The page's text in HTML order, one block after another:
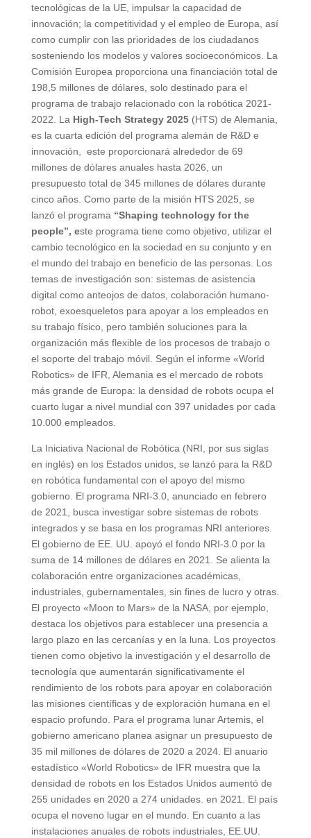
tecnológicas de la UE, impulsar la capacidad de
innovación; la competitividad y el empleo de Europa, así
como cumplir con las prioridades de los ciudadanos
sosteniendo los modelos y valores socioeconómicos. La
Comisión Europea proporciona una financiación total de
198,5 millones de dólares, solo destinado para el
programa de trabajo relacionado con la robótica 2021-
2022. La High-Tech Strategy 2025(HTS) de Alemania,
es la cuarta edición del programa alemán de R&D e
innovación, este proporcionará alrededor de 69
millones de dólares anuales hasta 2026, un
presupuesto total de 345 millones de dólares durante
cinco años. Como parte de la misión HTS 2025, se
lanzó el programa “Shaping technology for the
people”, este programa tiene como objetivo, utilizar el
cambio tecnológico en la sociedad en su conjunto y en
el mundo del trabajo en beneficio de las personas. Los
temas de investigación son: sistemas de asistencia
digital como anteojos de datos, colaboración humano-
robot, exoesqueletos para apoyar a los empleados en
su trabajo físico, pero también soluciones para la
organización más flexible de los procesos de trabajo o
el soporte del trabajo móvil. Según el informe «World
Robotics» de IFR, Alemania es el mercado de robots
más grande de Europa: la densidad de robots ocupa el
cuarto lugar a nivel mundial con 397 unidades por cada
10.000 empleados.
La Iniciativa Nacional de Robótica (NRI, por sus siglas
en inglés) en los Estados unidos, se lanzó para la R&D
en robótica fundamental con el apoyo del mismo
gobierno. El programa NRI-3.0, anunciado en febrero
de 2021, busca investigar sobre sistemas de robots
integrados y se basa en los programas NRI anteriores.
El gobierno de EE. UU. apoyó el fondo NRI-3.0 por la
suma de 14 millones de dólares en 2021. Se alienta la
colaboración entre organizaciones académicas,
industriales, gubernamentales, sin fines de lucro y otras.
El proyecto «Moon to Mars» de la NASA, por ejemplo,
destaca los objetivos para establecer una presencia a
largo plazo en las cercanías y en la luna. Los proyectos
tienen como objetivo la investigación y el desarrollo de
tecnología que aumentarán significativamente el
rendimiento de los robots para apoyar en colaboración
las misiones científicas y de exploración humana en el
espacio profundo. Para el programa lunar Artemis, el
gobierno americano planea asignar un presupuesto de
35 mil millones de dólares de 2020 a 2024. El anuario
estadístico «World Robotics» de IFR muestra que la
densidad de robots en los Estados Unidos aumentó de
255 unidades en 2020 a 274 unidades. en 2021. El país
ocupa el noveno lugar en el mundo. En cuanto a las
instalaciones anuales de robots industriales, EE.UU.